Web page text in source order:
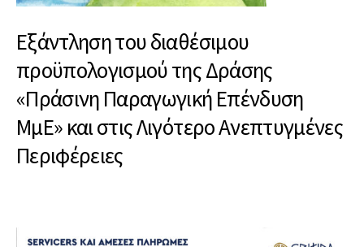
Εξάντληση του διαθέσιμου
προϋπολογισμού της Δράσης
«Πράσινη Παραγωγική Επένδυση
ΜμΕ» και στις Λιγότερο Ανεπτυγμένες
Περιφέρειες